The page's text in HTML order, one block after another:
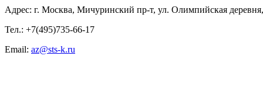
Адрес: г. Москва, Мичуринский пр-т, ул. Олимпийская
Тел.: +7(495)735-66-17
Email: az@sts-k.ru